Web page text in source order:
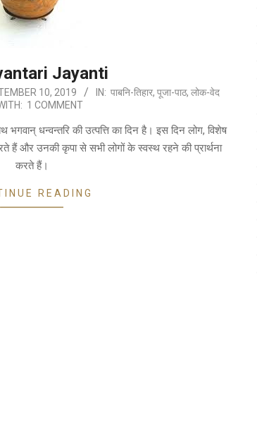
Jayanti
10, 2019 IN: पाबनि-तिहार, पूजा-पाठ, लोक-वेद
1 COMMENT
धन्वन्तरि की उत्पत्ति का दिन है। इस दिन लोग, विशेष
हैं और उनकी कृपा से सभी लोगों के स्वस्थ रहने की प्रार्थना
करते हैं।
READING